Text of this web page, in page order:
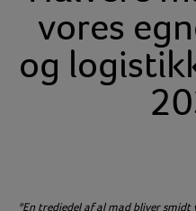
vores
og
*En tredjedel af al mad bliver smidt